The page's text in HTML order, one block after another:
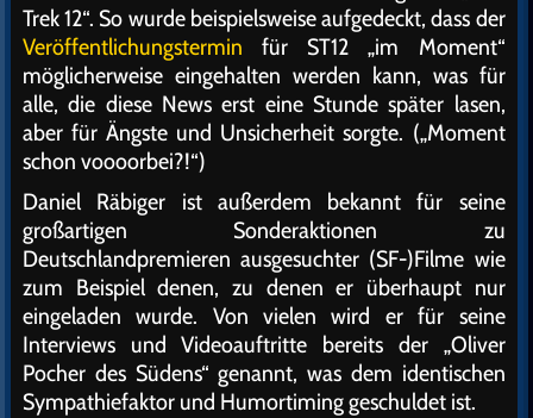
Trek 12“. So wurde beispielsweise aufgedeckt, dass der
Veröffentlichungstermin für ST12 „im Moment“
möglicherweise eingehalten werden kann, was für
alle, die diese News erst eine Stunde später lasen,
aber für Ängste und Unsicherheit sorgte. („Moment
schon voooorbei?!“)
Daniel Räbiger ist außerdem bekannt für seine
großartigen Sonderaktionen zu
Deutschlandpremieren ausgesuchter (SF-)Filme wie
zum Beispiel denen, zu denen er überhaupt nur
eingeladen wurde. Von vielen wird er für seine
Interviews und Videoauftritte bereits der „Oliver
Pocher des Südens“ genannt, was dem identischen
Sympathiefaktor und Humortiming geschuldet ist.